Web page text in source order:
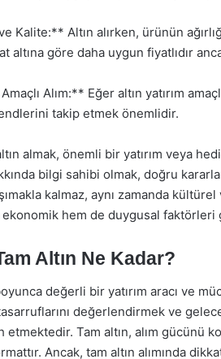
Kalite:** Altın alırken, ürünün
altına göre daha uygun fiyatlıdır
Amaçlı Alım:** Eğer altın yatırım
takip etmek önemlidir.
almak, önemli bir yatırım veya
bilgi sahibi olmak, doğru
kalmaz, aynı zamanda
ekonomik hem de duygusal
Altın Ne Kadar?
değerli bir yatırım aracı ve
değerlendirmek ve
etmektedir. Tam altın, alım gücünü
Ancak, tam altın alımında